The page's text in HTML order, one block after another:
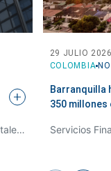
Servicios Financieros, Mercado de Capitales y Derecho Bancario
COLOMBIA
29 JULIO
Barranquilla
350